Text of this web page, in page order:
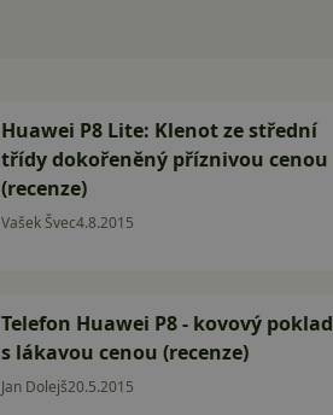
Huawei P8 Lite: Klenot ze střední
třídy dokořeněný příznivou cenou
(recenze)
Vašek Švec4.8.2015
Telefon Huawei P8 - kovový poklad
s lákavou cenou (recenze)
Jan Dolejš20.5.2015